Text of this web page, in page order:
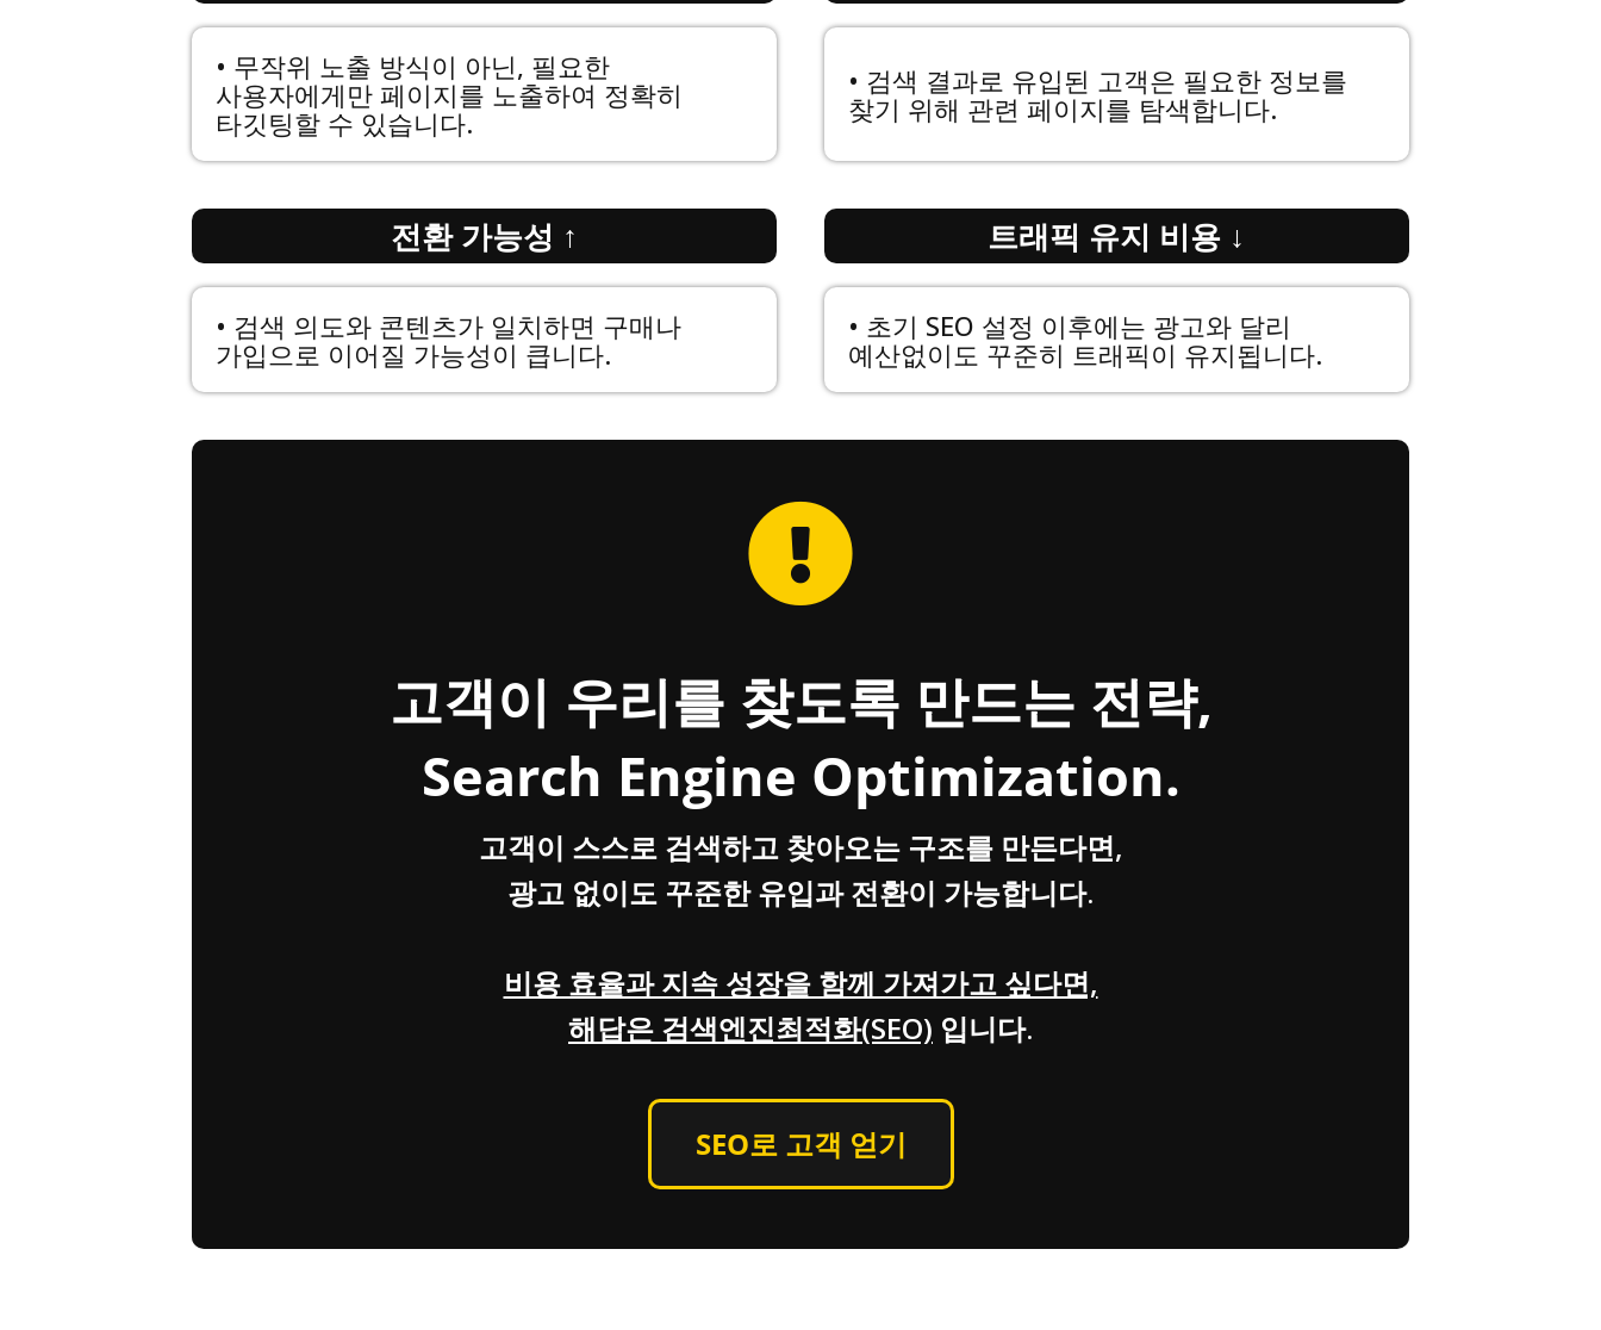
• 무작위 노출 방식이 아닌, 필요한
사용자에게만 페이지를 노출하여 정확히
타깃팅할 수 있습니다.
• 검색 결과로 유입된 고객은 필요한 정보를
찾기 위해 관련 페이지를 탐색합니다.
전환 가능성 ↑ 트래픽 유지 비용 ↓
• 검색 의도와 콘텐츠가 일치하면 구매나
가입으로 이어질 가능성이 큽니다.
• 초기 SEO 설정 이후에는 광고와 달리
예산없이도 꾸준히 트래픽이 유지됩니다.
고객이 우리를 찾도록 만드는 전략,
Search Engine Optimization.
고객이 스스로 검색하고 찾아오는 구조를 만든다면,
광고 없이도 꾸준한 유입과 전환이 가능합니다.
비용 효율과 지속 성장을 함께 가져가고 싶다면,
해답은 검색엔진최적화(SEO) 입니다.
SEO로 고객 얻기